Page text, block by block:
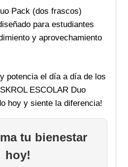
Pack (dos frascos)
para estudiantes
y aprovechamiento
potencia el día a día de los
ESCOLAR Duo
hoy y siente la diferencia!
tu bienestar
hoy!